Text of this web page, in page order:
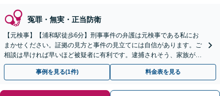
冤罪・無実・正当防衛
【元検事】【浦和駅徒歩6分】刑事事件の弁護は元検事である私にお
まかせください。証拠の見方と事件の見立てには自信があります。ご
相談は早ければ早いほど被疑者に有利です。逮捕されそう、家族が逮
捕されたという場合、いち早くご相談ください。
事例を見る(1件) 料金表を見る